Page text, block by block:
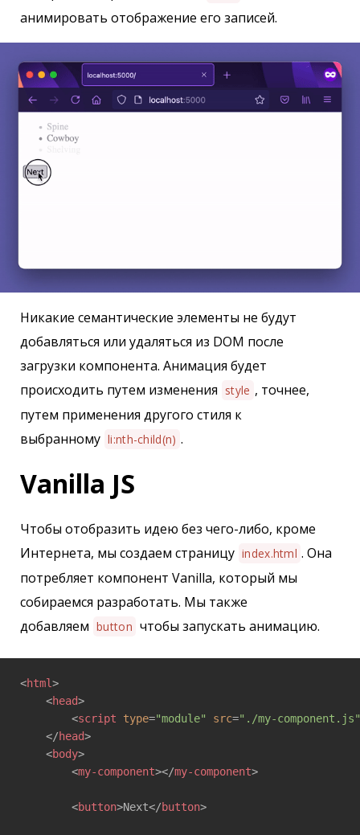
анимировать отображение его записей.
Никакие семантические элементы не будут
добавляться или удаляться из DOM после
загрузки компонента. Анимация будет
происходить путем изменения style , точнее,
путем применения другого стиля к
выбранному li:nth-child(n) .
Vanilla JS
Чтобы отобразить идею без чего-либо, кроме
Интернета, мы создаем страницу index.html . Она
потребляет компонент Vanilla, который мы
собираемся разработать. Мы также
добавляем button чтобы запускать анимацию.
<html>
<head>
<script type="module" src="./my-component.js"
</head>
<body>
<my-component></my-component>
<button>Next</button>